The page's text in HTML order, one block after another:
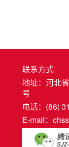
联系方式
地址：河北
号
电话：(86)
E-mail：